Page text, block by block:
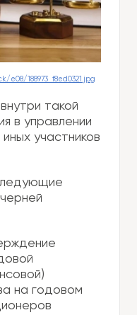
188973_f8ed0321.jpg
такой
в управлении
участников
на годовом